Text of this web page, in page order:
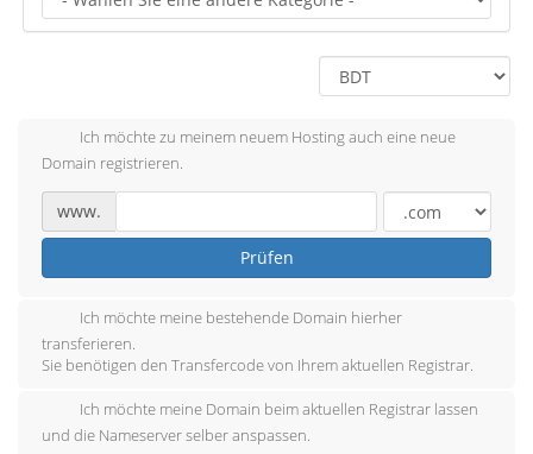
Ich möchte zu meinem neuem Hosting auch eine neue
Domain registrieren.
www.
Prüfen
Ich möchte meine bestehende Domain hierher
transferieren.
Sie benötigen den Transfercode von Ihrem aktuellen Registrar.
Ich möchte meine Domain beim aktuellen Registrar lassen
und die Nameserver selber anspassen.